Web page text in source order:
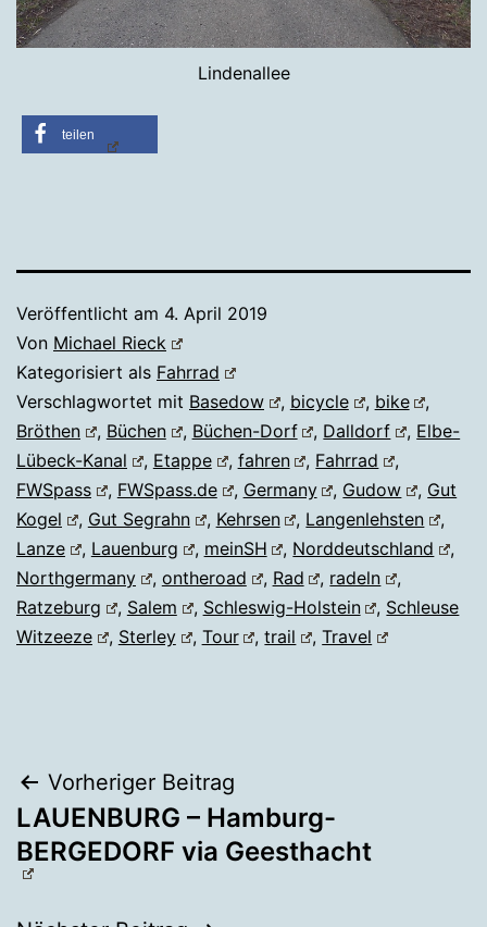
Lindenallee
teilen
Veröffentlicht am 4. April 2019
Von Michael Rieck
Kategorisiert als Fahrrad
Verschlagwortet mit Basedow , bicycle , bike
,
Bröthen
, Büchen , Büchen-Dorf , Dalldorf , Elbe-
Lübeck-Kanal
, Etappe , fahren , Fahrrad
,
FWSpass
, FWSpass.de , Germany , Gudow , Gut
Kogel
, Gut Segrahn , Kehrsen , Langenlehsten
,
Lanze
, Lauenburg , meinSH , Norddeutschland
,
Northgermany
, ontheroad , Rad , radeln
,
Ratzeburg
, Salem , Schleswig-Holstein , Schleuse
Witzeeze
, Sterley , Tour ,trail ,Travel
Beitragsnavigation
Vorheriger Beitrag
LAUENBURG – Hamburg-
BERGEDORF via Geesthacht